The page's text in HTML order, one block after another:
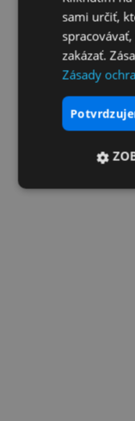
sami určiť,
zakázať.
Zásady